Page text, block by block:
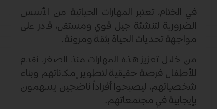
في الختام، تعتبر المهارات الحياتية من الأسس
الضرورية لتنشئة جيل قوي ومستقل، قادر على
مواجهة تحديات الحياة بثقة ومرونة.
من خلال تعزيز هذه المهارات منذ الصغر، نقدم
للأطفال فرصة حقيقية لتطوير إمكاناتهم وبناء
شخصياتهم، ليصبحوا أفراداً ناضجين يسهمون
بإيجابية في مجتمعاتهم.